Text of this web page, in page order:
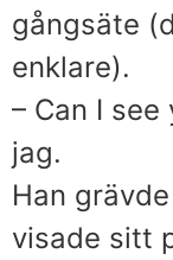
gångsäte
enklare).
– Can I
jag.
Han
visade sitt